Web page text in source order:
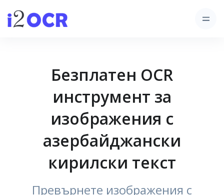
Безплатен OCR
инструмент за
изображения с
азербайджански
кирилски текст
Превърнете изображения с